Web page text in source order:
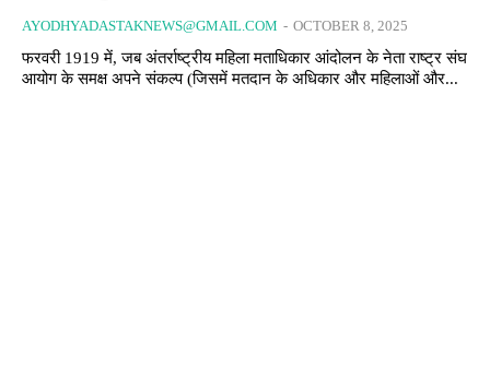
AYODHYADASTAKNEWS@GMAIL.COM - OCTOBER 8, 2025
फरवरी 1919 में, जब अंतर्राष्ट्रीय महिला मताधिकार आंदोलन के नेता राष्ट्र संघ
आयोग के समक्ष अपने संकल्प (जिसमें मतदान के अधिकार और महिलाओं और...